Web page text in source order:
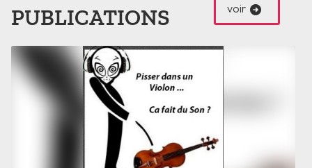
PUBLICATIONS
voir